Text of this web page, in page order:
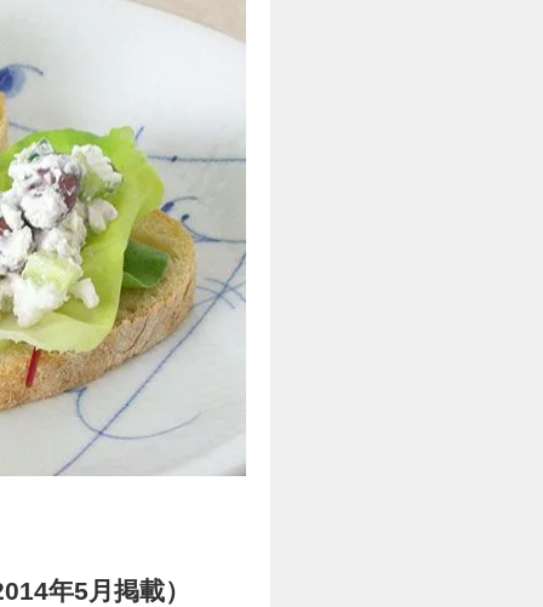
年5月掲載）